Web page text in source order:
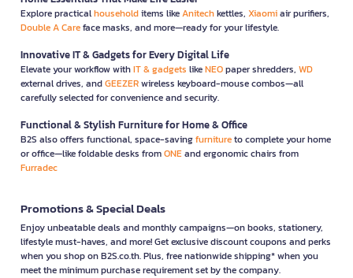
Explore practicalhouseholditems likeAnitechkettles, Xiaomiair purifiers,
Double A Careface masks, and more—ready for your lifestyle.
Innovative IT & Gadgets for Every Digital Life
Elevate your workflow withIT & gadgets likeNEOpaper shredders, WD
external drives, andGEEZERwireless keyboard-mouse combos—all
carefully selected for convenience and security.
Functional & Stylish Furniture for Home & Office
B2S also offers functional, space-savingfurnitureto complete your home
or office—like foldable desks fromONEand ergonomic chairs from
Furradec
Promotions & Special Deals
Enjoy unbeatable deals and monthly campaigns—on books, stationery,
lifestyle must-haves, and more! Get exclusive discount coupons and perks
when you shop on B2S.co.th. Plus, free nationwide shipping* when you
meet the minimum purchase requirement set by the company.